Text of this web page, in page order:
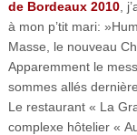
de Bordeaux 2010,
à mon p’tit mari:
Masse, le nouveau
Apparemment le
sommes allés
Le restaurant « La
complexe hôtelier «